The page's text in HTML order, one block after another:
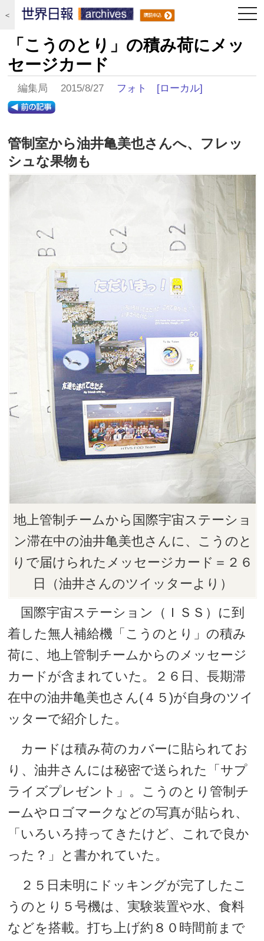
＜
「こうのとり」の積み荷にメッ
セージカード
編集局 2015/8/27 フォト [ローカル]
管制室から油井亀美也さんへ、フレッ
シュな果物も
地上管制チームから国際宇宙ステーショ
ン滞在中の油井亀美也さんに、こうのと
りで届けられたメッセージカード＝２６
日（油井さんのツイッターより）
国際宇宙ステーション（ＩＳＳ）に到
着した無人補給機「こうのとり」の積み
荷に、地上管制チームからのメッセージ
カードが含まれていた。２６日、長期滞
在中の油井亀美也さん(４５)が自身のツイ
ッターで紹介した。
カードは積み荷のカバーに貼られてお
り、油井さんには秘密で送られた「サプ
ライズプレゼント」。こうのとり管制チ
ームやロゴマークなどの写真が貼られ、
「いろいろ持ってきたけど、これで良か
った？」と書かれていた。
２５日未明にドッキングが完了したこ
うのとり５号機は、実験装置や水、食料
などを搭載。打ち上げ約８０時間前まで